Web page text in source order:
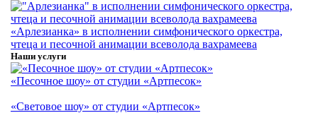
«Арлезианка» в исполнении симфонического оркестра,
чтеца и песочной анимации всеволода вахрамеева
Наши услуги
«Песочное шоу» от студии «Артпесок»
«Световое шоу» от студии «Артпесок»